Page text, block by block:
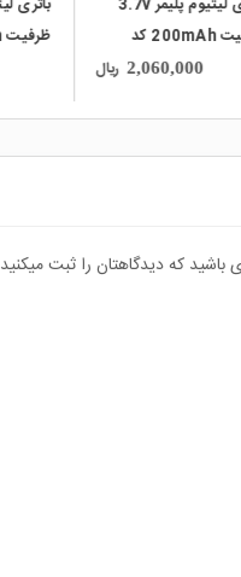
ظرفیت 300mAh کد
2,100,000 ریال
باشید که دیدگاهتان را ثبت میکنید